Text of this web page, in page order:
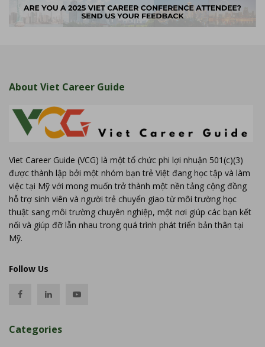
About Viet Career Guide
Viet Career Guide (VCG) là một tổ chức phi lợi nhuận 501(c)(3)
được thành lập bởi một nhóm bạn trẻ Việt đang học tập và làm
việc tại Mỹ với mong muốn trở thành một nền tảng cộng đồng
hỗ trợ sinh viên và người trẻ chuyển giao từ môi trường học
thuật sang môi trường chuyên nghiệp, một nơi giúp các bạn kết
nối và giúp đỡ lẫn nhau trong quá trình phát triển bản thân tại
Mỹ.
Follow Us
Categories